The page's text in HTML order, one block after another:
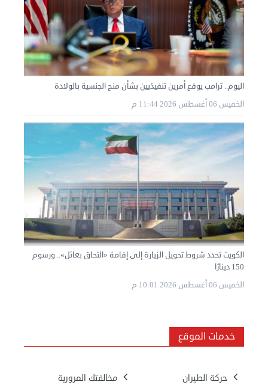
اليوم.. ترامب يوقع أمرين تنفيذيين بشأن منح الجنسية بالولادة
الخميس 06 أغسطس 2026 11:44 م
الكويت تحدد شروط تحويل الزيارة إلى إقامة «التحاق بعائل».. ورسوم
150 دينارًا
الخميس 06 أغسطس 2026 10:01 م
خدمات الموقع
حركة الطيران مخالفتك المرورية